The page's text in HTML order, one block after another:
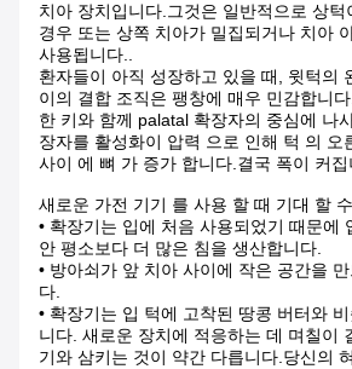
치아 장치입니다.그것은 일반적으로 상
경우 또는 상쪽 치아가 밀집되거나 치아
사용됩니다..
환자들이 아직 성장하고 있을 때, 윗턱의
이의 결합 조직은 팽창에 매우 민감합니
한 키와 함께 palatal 확장자의 중심에 나
장자를 활성화이 압력 으로 인해 턱 의 오
사이 에 뼈 가 증가 합니다.결국 폭이 커집
새로운 가전 기기 를 사용 할 때 기대 할
• 확장기는 입에 처음 사용되었기 때문에
안 평소보다 더 많은 침을 생산합니다.
• 방아쇠가 앞 치아 사이에 작은 공간을
다.
• 확장기는 입 턱에 고착된 땅콩 버터와
니다. 새로운 장치에 적응하는 데 며칠이
기와 삼키는 것이 약간 다릅니다.당신의